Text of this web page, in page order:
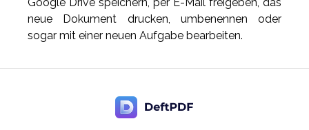
neue Dokument drucken, umbenennen oder
sogar mit einer neuen Aufgabe bearbeiten.